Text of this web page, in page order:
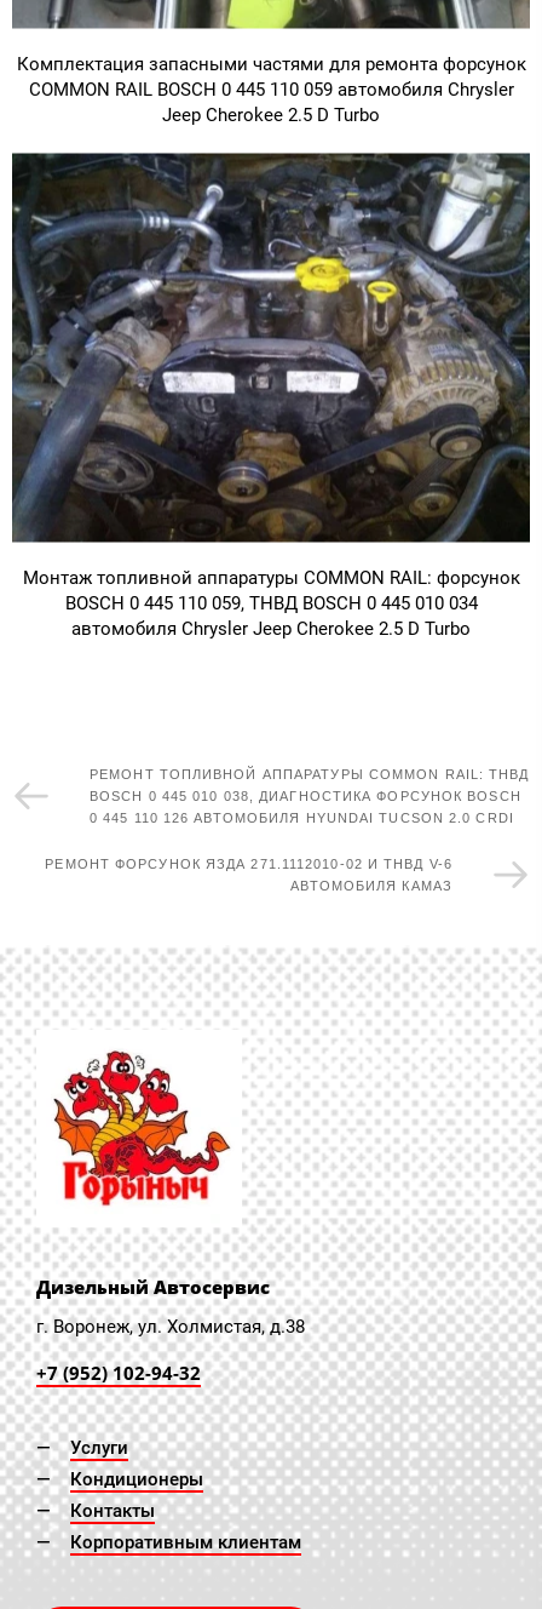
Комплектация запасными частями для ремонта форсунок
COMMON RAIL BOSCH 0 445 110 059 автомобиля Chrysler
Jeep Cherokee 2.5 D Turbo
Монтаж топливной аппаратуры COMMON RAIL: форсунок
BOSCH 0 445 110 059, ТНВД BOSCH 0 445 010 034
автомобиля Chrysler Jeep Cherokee 2.5 D Turbo
РЕМОНТ ТОПЛИВНОЙ АППАРАТУРЫ COMMON RAIL: ТНВД
BOSCH 0 445 010 038, ДИАГНОСТИКА ФОРСУНОК BOSCH
0 445 110 126 АВТОМОБИЛЯ HYUNDAI TUCSON 2.0 CRDI
РЕМОНТ ФОРСУНОК ЯЗДА 271.1112010-02 И ТНВД V-6
АВТОМОБИЛЯ КАМАЗ
Дизельный Автосервис
г. Воронеж, ул. Холмистая, д.38
+7 (952) 102-94-32
Услуги
Кондиционеры
Контакты
Корпоративным клиентам